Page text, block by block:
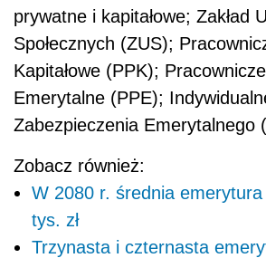
prywatne i kapitałowe; Zakład
Społecznych (ZUS);
Kapitałowe (PPK);
Emerytalne (PPE);
Zabezpieczenia Emerytalnego
Zobacz również:
W 2080 r. średnia
tys. zł
Trzynasta i czternasta